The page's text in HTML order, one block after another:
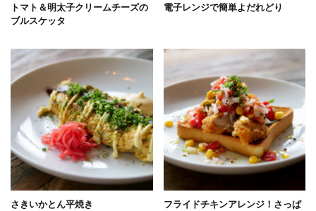
トマト＆明太子クリームチーズの
ブルスケッタ
電子レンジで簡単よだれどり
さきいかとん平焼き
フライドチキンアレンジ！さっぱ